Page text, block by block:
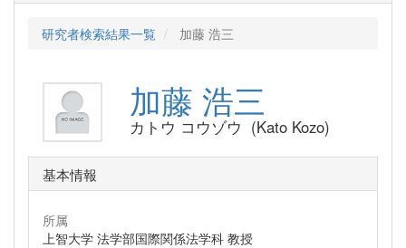
研究者検索結果一覧 加藤 浩三
加藤 浩三
カトウ コウゾウ (Kato Kozo)
基本情報
所属
上智大学 法学部国際関係法学科 教授